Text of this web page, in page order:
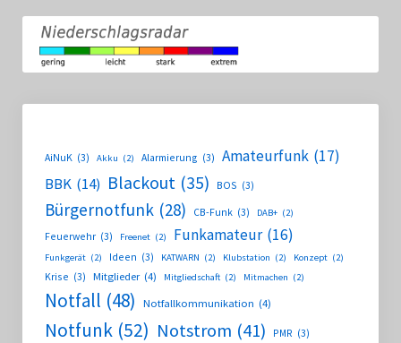
AiNuK (3) Akku (2) Alarmierung (3) Amateurfunk (17)
BBK (14) Blackout (35) BOS (3)
Bürgernotfunk (28) CB-Funk (3) DAB+ (2)
Feuerwehr (3) Freenet (2) Funkamateur (16)
Funkgerät (2) Ideen (3) KATWARN (2) Klubstation (2) Konzept (2)
Krise (3) Mitglieder (4) Mitgliedschaft (2) Mitmachen (2)
Notfall (48) Notfallkommunikation (4)
Notfunk (52) Notstrom (41) PMR (3)